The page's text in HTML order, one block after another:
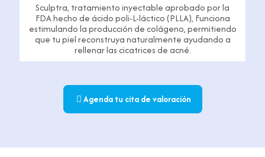
Sculptra, tratamiento inyectable aprobado por la
FDA hecho de ácido poli-L-láctico (PLLA), Funciona
estimulando la producción de colágeno, permitiendo
que tu piel reconstruya naturalmente ayudando a
rellenar las cicatrices de acné.
Agenda tu cita de valoración